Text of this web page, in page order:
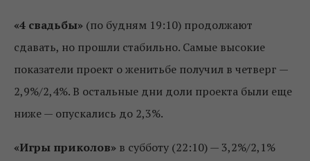
«4 свадьбы» (по будням 19:10) продолжают
сдавать, но прошли стабильно. Самые высокие
показатели проект о женитьбе получил в четверг —
2,9%/2,4%. В остальные дни доли проекта были еще
ниже — опускались до 2,3%.
«Игры приколов» в субботу (22:10) — 3,2%/2,1%